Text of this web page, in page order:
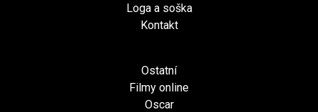
Loga a soška
Kontakt
Ostatní
Filmy online
Oscar